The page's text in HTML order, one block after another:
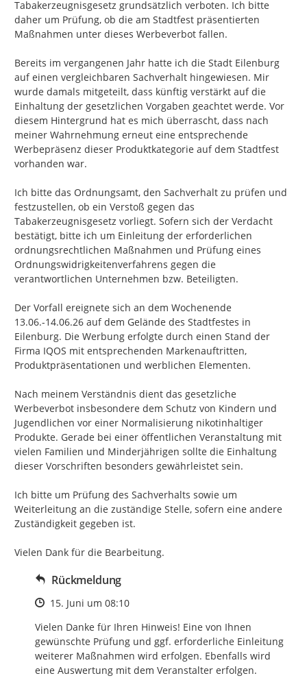
Tabakerzeugnisgesetz grundsätzlich verboten. Ich bitte
daher um Prüfung, ob die am Stadtfest präsentierten
Maßnahmen unter dieses Werbeverbot fallen.
Bereits im vergangenen Jahr hatte ich die Stadt Eilenburg
auf einen vergleichbaren Sachverhalt hingewiesen. Mir
wurde damals mitgeteilt, dass künftig verstärkt auf die
Einhaltung der gesetzlichen Vorgaben geachtet werde. Vor
diesem Hintergrund hat es mich überrascht, dass nach
meiner Wahrnehmung erneut eine entsprechende
Werbepräsenz dieser Produktkategorie auf dem Stadtfest
vorhanden war.
Ich bitte das Ordnungsamt, den Sachverhalt zu prüfen und
festzustellen, ob ein Verstoß gegen das
Tabakerzeugnisgesetz vorliegt. Sofern sich der Verdacht
bestätigt, bitte ich um Einleitung der erforderlichen
ordnungsrechtlichen Maßnahmen und Prüfung eines
Ordnungswidrigkeitenverfahrens gegen die
verantwortlichen Unternehmen bzw. Beteiligten.
Der Vorfall ereignete sich an dem Wochenende
13.06.-14.06.26 auf dem Gelände des Stadtfestes in
Eilenburg. Die Werbung erfolgte durch einen Stand der
Firma IQOS mit entsprechenden Markenauftritten,
Produktpräsentationen und werblichen Elementen.
Nach meinem Verständnis dient das gesetzliche
Werbeverbot insbesondere dem Schutz von Kindern und
Jugendlichen vor einer Normalisierung nikotinhaltiger
Produkte. Gerade bei einer öffentlichen Veranstaltung mit
vielen Familien und Minderjährigen sollte die Einhaltung
dieser Vorschriften besonders gewährleistet sein.
Ich bitte um Prüfung des Sachverhalts sowie um
Weiterleitung an die zuständige Stelle, sofern eine andere
Zuständigkeit gegeben ist.
Vielen Dank für die Bearbeitung.
Rückmeldung
Zeitpunkt des Erstellens
15. Juni um 08:10
Vielen Danke für Ihren Hinweis! Eine von Ihnen
gewünschte Prüfung und ggf. erforderliche Einleitung
weiterer Maßnahmen wird erfolgen. Ebenfalls wird
eine Auswertung mit dem Veranstalter erfolgen.